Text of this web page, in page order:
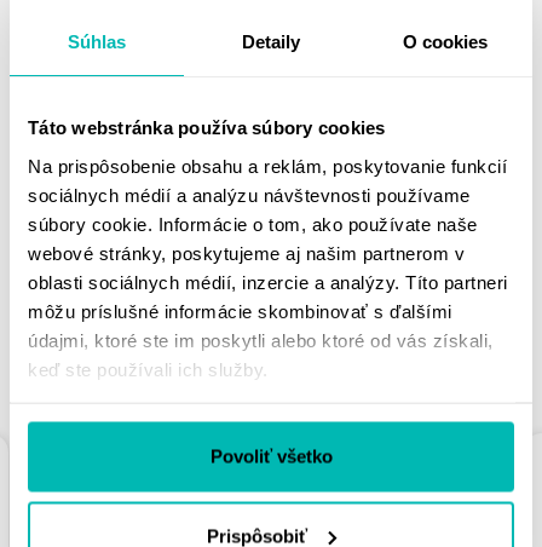
Súhlas Detaily O cookies
Táto webstránka používa súbory cookies
Na prispôsobenie obsahu a reklám, poskytovanie funkcií
sociálnych médií a analýzu návštevnosti používame
súbory cookie. Informácie o tom, ako používate naše
webové stránky, poskytujeme aj našim partnerom v
oblasti sociálnych médií, inzercie a analýzy. Títo partneri
môžu príslušné informácie skombinovať s ďalšími
údajmi, ktoré ste im poskytli alebo ktoré od vás získali,
keď ste používali ich služby.
Povoliť všetko
Prispôsobiť
Doprava a vrátenie
MOHLO BY SA VÁM
PÁČIŤ
PODOBNÉ PRODUKTY